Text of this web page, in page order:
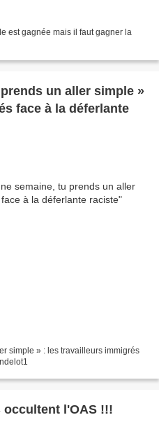
est gagnée mais il faut gagner la
un aller simple »
face à la déferlante
simple » : les travailleurs immigrés
occultent l'OAS !!!